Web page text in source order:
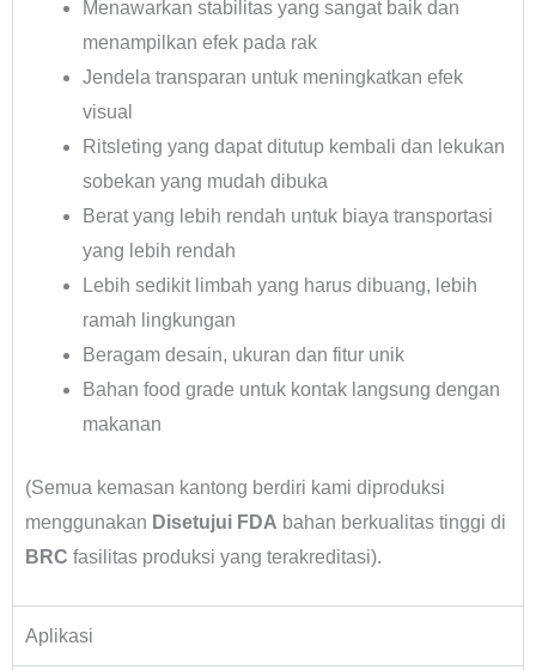
Menawarkan stabilitas yang sangat baik dan
menampilkan efek pada rak
Jendela transparan untuk meningkatkan efek
visual
Ritsleting yang dapat ditutup kembali dan lekukan
sobekan yang mudah dibuka
Berat yang lebih rendah untuk biaya transportasi
yang lebih rendah
Lebih sedikit limbah yang harus dibuang, lebih
ramah lingkungan
Beragam desain, ukuran dan fitur unik
Bahan food grade untuk kontak langsung dengan
makanan
(Semua kemasan kantong berdiri kami diproduksi
menggunakan Disetujui FDA bahan berkualitas tinggi di
BRC fasilitas produksi yang terakreditasi).
Aplikasi